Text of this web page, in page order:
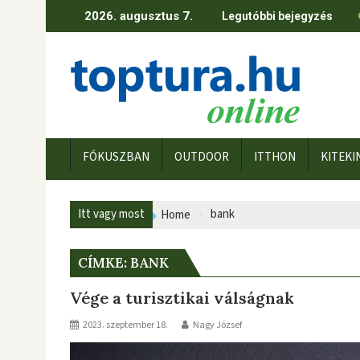
2026. augusztus 7. Legutóbbi bejegyzés
FÓKUSZBAN OUTDOOR ITTHON
Itt vagy most Home bank
CÍMKE: BANK
Vége a turisztikai válságnak
2023. szeptember 18. Nagy József